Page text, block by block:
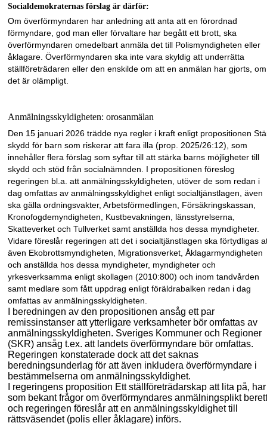
Socialdemokraternas förslag är därför:
Om överförmyndaren har anledning att anta att en förordnad
förmyndare, god man eller förvaltare har begått ett brott, ska
överförmyndaren omedelbart anmäla det till Polismyndigheten eller
åklagare. Överförmyndaren ska inte vara skyldig att underrätta
ställföreträdaren eller den enskilde om att en anmälan har gjorts, om
det är olämpligt.
Anmälningsskyldigheten: orosanmälan
Den 15 januari 2026 trädde nya regler i kraft enligt propositionen
skydd för barn som riskerar att fara illa (prop. 2025/26:12), som
innehåller flera förslag som syftar till att stärka barns möjligheter till
skydd och stöd från socialnämnden. I propositionen föreslog
regeringen bl.a. att anmälningsskyldigheten, utöver de som redan i
dag omfattas av anmälningsskyldighet enligt socialtjänstlagen, även
ska gälla ordningsvakter, Arbetsförmedlingen, Försäkringskassan,
Kronofogdemyndigheten, Kustbevakningen, länsstyrelserna,
Skatteverket och Tullverket samt anställda hos dessa myndigheter.
Vidare föreslår regeringen att det i socialtjänstlagen ska förtydligas
även Ekobrottsmyndigheten, Migrationsverket, Åklagarmyndigheten
och anställda hos dessa myndigheter, myndigheter och
yrkesverksamma enligt skollagen (2010:800) och inom tandvården
samt medlare som fått uppdrag enligt föräldrabalken redan i dag
omfattas av anmälningsskyldigheten.
I beredningen av den propositionen ansåg ett par
remissinstanser att ytterligare verksamheter bör omfattas av
anmälningsskyldigheten. Sveriges Kommuner och Regioner
(SKR) ansåg t.ex. att landets överförmyndare bör omfattas.
Regeringen konstaterade dock att det saknas
beredningsunderlag för att även inkludera överförmyndare i
bestämmelserna om anmälningsskyldighet.
I regeringens proposition Ett ställföreträdarskap att lita på, har
som bekant frågor om överförmyndares anmälningsplikt
och regeringen föreslår att en anmälningsskyldighet till
rättsväsendet (polis eller åklagare) införs.